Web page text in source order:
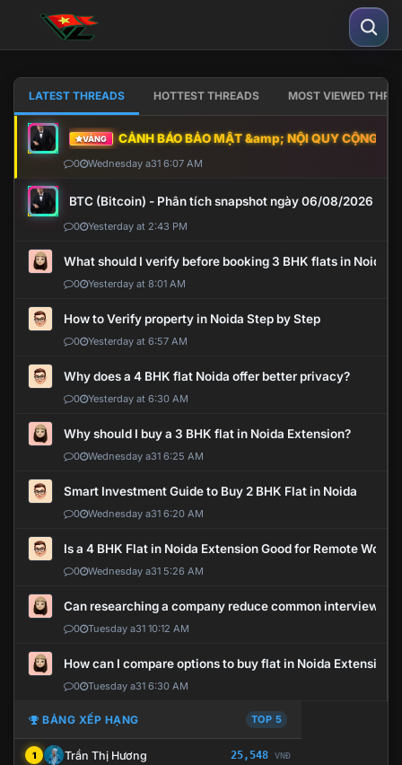
LATEST THREADS HOTTEST THREADS MOST VIEWED
VÀNG CẢNH BÁO BẢO MẬT &amp; NỘI QUY CỘNG
0 Wednesday a31 6:07 AM
BTC (Bitcoin) - Phân tích snapshot ngày 06/08/2026
0 Yesterday at 2:43 PM
What should I verify before booking 3 BHK flats in Noida?
0 Yesterday at 8:01 AM
How to Verify property in Noida Step by Step
0 Yesterday at 6:57 AM
Why does a 4 BHK flat Noida offer better privacy?
0 Yesterday at 6:30 AM
Why should I buy a 3 BHK flat in Noida Extension?
0 Wednesday a31 6:25 AM
Smart Investment Guide to Buy 2 BHK Flat in Noida
0 Wednesday a31 6:20 AM
Is a 4 BHK Flat in Noida Extension Good for Remote Work?
0 Wednesday a31 5:26 AM
Can researching a company reduce common interview
0 Tuesday a31 10:12 AM
How can I compare options to buy flat in Noida Extension?
0 Tuesday a31 6:30 AM
BẢNG XẾP HẠNG TOP 5
1 Trần Thị Hương 25,548 VNĐ